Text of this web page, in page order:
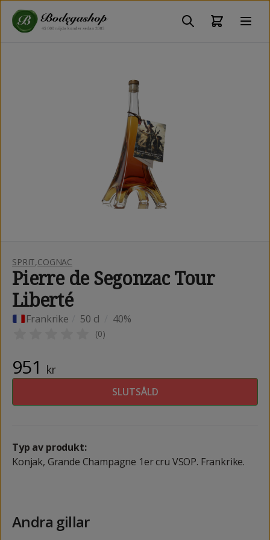
SPRIT,COGNAC
Pierre de Segonzac Tour
Liberté
Frankrike 50 cl 40%
(0)
951 kr
SLUTSÅLD
Typ av produkt:
Konjak, Grande Champagne 1er cru VSOP. Frankrike.
Andra gillar